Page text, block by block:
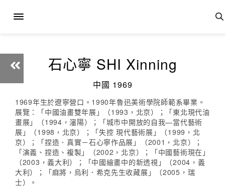
石心寧 SHI Xinning
中國 1969
1969年生於遼寧營口。1990年魯迅美術學院師範系畢業。
展覽：「中國油畫雙年展」（1993，北京）；「東北現代油
畫展」（1994，瀋陽）；「城市中開放的自我—當代藝術
展」（1998，北京）；「失控 現代藝術展」（1999，北
京）；「捏造．真實－石心寧作品展」（2001，北京）；
「演義、捏造、複製」（2002，北京）；「中國藝術現在」
（2003，義大利）；「中國繪畫中的新透視」（2004，義
大利）；「麻將，烏利．希克先生收藏展」（2005，瑞
士）。